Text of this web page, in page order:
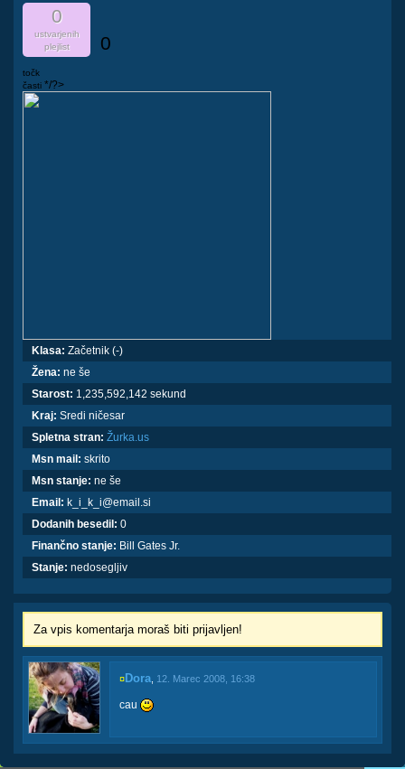
0
ustvarjenih
plejlist
0
točk
časti */?>
Klasa: Začetnik (-)
Žena: ne še
Starost: 1,235,592,142 sekund
Kraj: Sredi ničesar
Spletna stran: Žurka.us
Msn mail: skrito
Msn stanje: ne še
Email: k_i_k_i@email.si
Dodanih besedil: 0
Finančno stanje: Bill Gates Jr.
Stanje: nedosegljiv
Za vpis komentarja moraš biti prijavljen!
¤ Dora 12. Marec 2008, 16:38
cau